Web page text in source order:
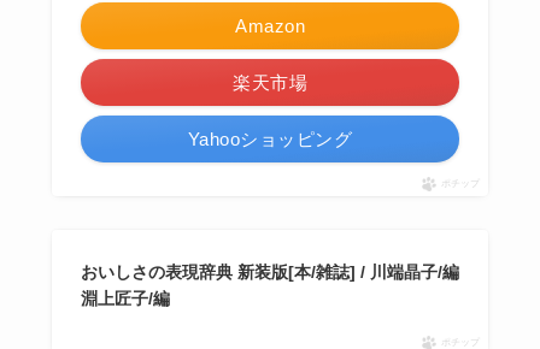
Amazon
楽天市場
Yahooショッピング
ポチップ
おいしさの表現辞典 新装版[本/雑誌] / 川端晶子/編
淵上匠子/編
ポチップ